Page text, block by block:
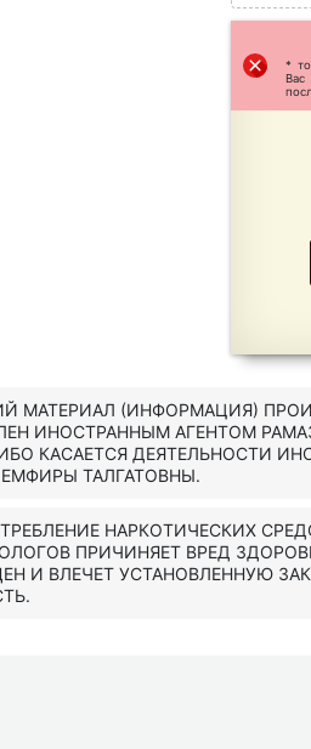
*
Вас
МАТЕРИАЛ (ИНФОРМАЦИЯ)
ИНОСТРАННЫМ АГЕНТОМ
КАСАЕТСЯ ДЕЯТЕЛЬНОСТИ
ТАЛГАТОВНЫ.
НАРКОТИЧЕСКИХ
ПРИЧИНЯЕТ ВРЕД
И ВЛЕЧЕТ УСТАНОВЛЕННУЮ